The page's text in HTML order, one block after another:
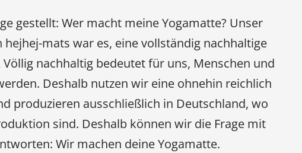
gestellt: Wer macht meine Yogamatte? Unser
mats war es, eine vollständig nachhaltige
nachhaltig bedeutet für uns, Menschen und
Deshalb nutzen wir eine ohnehin reichlich
produzieren ausschließlich in Deutschland, wo
sind. Deshalb können wir die Frage mit
Wir machen deine Yogamatte.